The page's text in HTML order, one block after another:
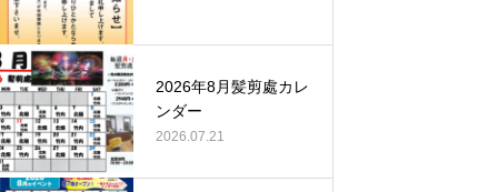
2026年8月髪剪處カレ
ンダー
2026.07.21